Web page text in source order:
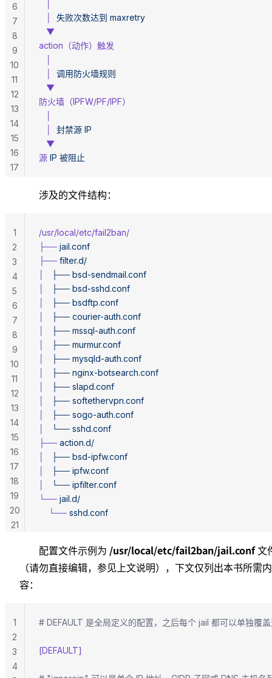
  失败次数达到
maxretry
   ▼
action（动作）触发
  调用防火墙规则
   ▼
防火墙（IPFW/PF/IPF）
  封禁源
IP
   ▼
源 IP 被阻止
6
7
8
9
10
11
12
13
14
15
16
17
涉及的文件结构：
/usr/local/etc/fail2ban/
├── jail.conf
├── filter.d/
   ├──
bsd-sendmail.conf
   ├──
bsd-sshd.conf
   ├──
bsdftp.conf
   ├──
courier-auth.conf
   ├──
mssql-auth.conf
   ├──
murmur.conf
   ├──
mysqld-auth.conf
   ├──
nginx-botsearch.conf
   ├──
slapd.conf
   ├──
softethervpn.conf
   ├──
sogo-auth.conf
   └──
sshd.conf
├── action.d/
   ├──
bsd-ipfw.conf
   ├──
ipfw.conf
   └──
ipfilter.conf
└── jail.d/
    └──
sshd.conf
1
2
3
4
5
6
7
8
9
10
11
12
13
14
15
16
17
18
19
20
21
配置文件示例为 /usr/local/etc/fail2ban/jail.conf文
（请勿直接编辑，参见上文说明），下文仅列出本书所需内
容：
# DEFAULT 是全局定义的配置，之后每个 jail 都可以单独覆
[DEFAULT]
1
2
3
4